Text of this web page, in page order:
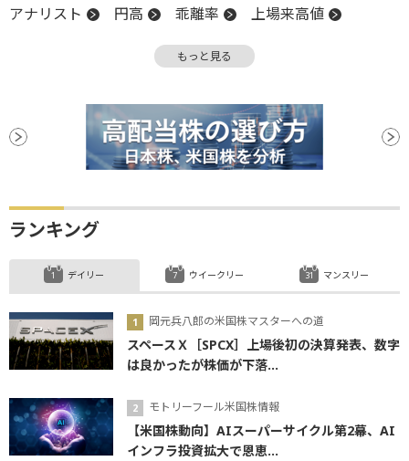
アナリスト
円高 乖離率
上場来高値
引け 押し目買い
続落
もっと見る
ランキング
デイリー
岡元兵八郎の米国株マスターへの道
スペースＸ［SPCX］上場後初の決算発表、数字
は良かったが株価が下落...
モトリーフール米国株情報
【米国株動向】AIスーパーサイクル第2幕、AI
インフラ投資拡大で恩恵...
ウイークリー マンスリー